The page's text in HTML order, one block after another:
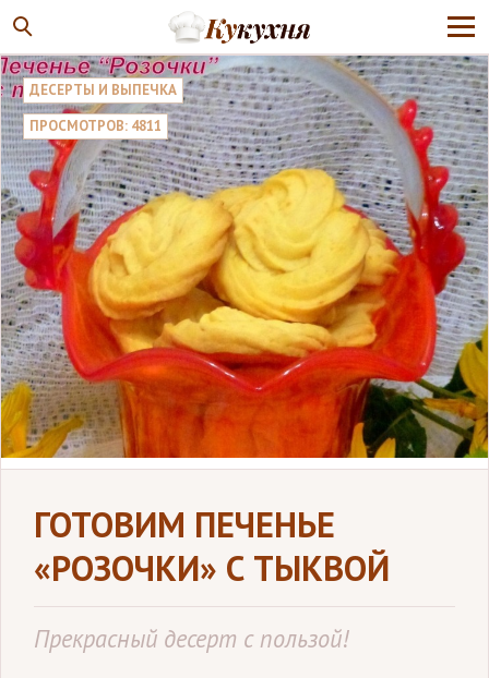
ДЕСЕРТЫ И ВЫПЕЧКА
ПРОСМОТРОВ: 4811
ГОТОВИМ ПЕЧЕНЬЕ
«РОЗОЧКИ» С ТЫКВОЙ
Прекрасный десерт с пользой!